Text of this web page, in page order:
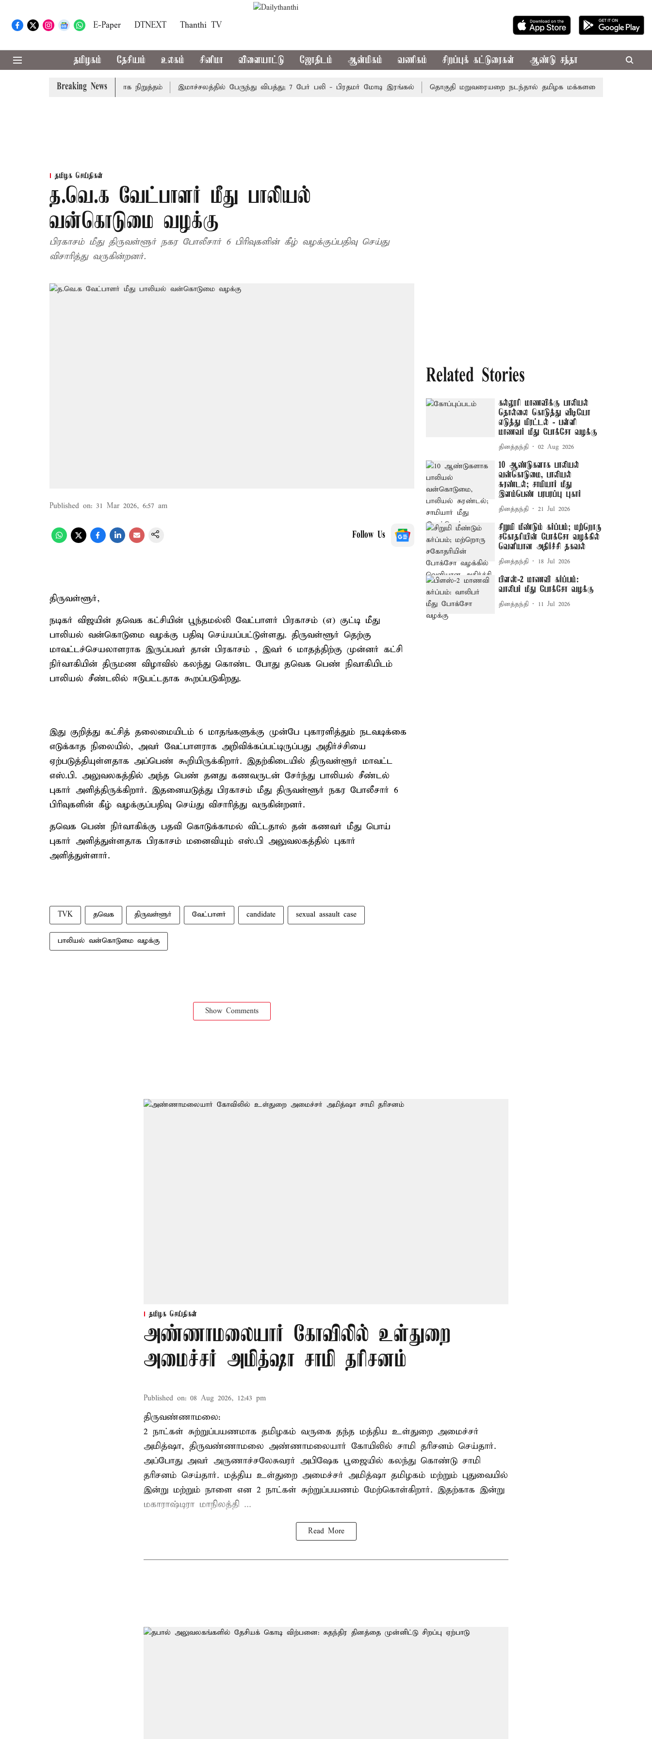
E-Paper DTNEXT Thanthi TV
தமிழகம் தேசியம் உலகம் சினிமா விளையாட்டு ஜோதிடம் ஆன்மிகம் வணிகம் சிறப்புக் கட்டுரைகள் ஆண்டு சந்தா
Breaking News
அமர்நாத் யாத்திரை தற்காலிகமாக நிறுத்தம் இமாச்சலத்தில் பேருந்து விபத்து; 7 பேர் பலி - பிரதமர் மோடி இரங்கல் தொகுதி மறுவரையறை நடந்தால் தமிழக மக்களவை தொகுதிகள் 59
தமிழக செய்திகள்
த.வெ.க வேட்பாளர் மீது பாலியல்
வன்கொடுமை வழக்கு
பிரகாசம் மீது திருவள்ளூர் நகர போலீசார் 6 பிரிவுகளின் கீழ் வழக்குப்பதிவு செய்து
விசாரித்து வருகின்றனர்.
Published on: 31 Mar 2026, 6:57 am
Follow Us
திருவள்ளூர்,
நடிகர் விஜயின் தவெக கட்சியின் பூந்தமல்லி வேட்பாளர் பிரகாசம் (எ) குட்டி மீது
பாலியல் வன்கொடுமை வழக்கு பதிவு செய்யப்பட்டுள்ளது. திருவள்ளூர் தெற்கு
மாவட்டச்செயலாளராக இருப்பவர் தான் பிரகாசம் , இவர் 6 மாதத்திற்கு முன்னர் கட்சி
நிர்வாகியின் திருமண விழாவில் கலந்து கொண்ட போது தவெக பெண் நிவாகியிடம்
பாலியல் சீண்டலில் ஈடுபட்டதாக கூறப்படுகிறது.
இது குறித்து கட்சித் தலைமையிடம் 6 மாதங்களுக்கு முன்பே புகாரளித்தும் நடவடிக்கை
எடுக்காத நிலையில், அவர் வேட்பாளராக அறிவிக்கப்பட்டிருப்பது அதிர்ச்சியை
ஏற்படுத்தியுள்ளதாக அப்பெண் கூறியிருக்கிறார். இதற்கிடையில் திருவள்ளூர் மாவட்ட
எஸ்.பி. அலுவலகத்தில் அந்த பெண் தனது கணவருடன் சேர்ந்து பாலியல் சீண்டல்
புகார் அளித்திருக்கிறார். இதனையடுத்து பிரகாசம் மீது திருவள்ளூர் நகர போலீசார் 6
பிரிவுகளின் கீழ் வழக்குப்பதிவு செய்து விசாரித்து வருகின்றனர்.
தவெக பெண் நிர்வாகிக்கு பதவி கொடுக்காமல் விட்டதால் தன் கணவர் மீது பொய்
புகார் அளித்துள்ளதாக பிரகாசம் மனைவியும் எஸ்.பி அலுவலகத்தில் புகார்
அளித்துள்ளார்.
TVK தவெக திருவள்ளூர் வேட்பாளர் candidate sexual assault case
பாலியல் வன்கொடுமை வழக்கு
Show Comments
Related Stories
கல்லூரி மாணவிக்கு பாலியல்
தொல்லை கொடுத்து வீடியோ
எடுத்து மிரட்டல் - பள்ளி
மாணவர் மீது போக்சோ வழக்கு
தினத்தந்தி 02 Aug 2026
10 ஆண்டுகளாக பாலியல்
வன்கொடுமை, பாலியல்
சுரண்டல்; சாமியார் மீது
இளம்பெண் பரபரப்பு புகார்
தினத்தந்தி 21 Jul 2026
சிறுமி மீண்டும் கர்ப்பம்; மற்றொரு
சகோதரியின் போக்சோ வழக்கில்
வெளியான அதிர்ச்சி தகவல்
தினத்தந்தி 18 Jul 2026
பிளஸ்-2 மாணவி கர்ப்பம்:
வாலிபர் மீது போக்சோ வழக்கு
தினத்தந்தி 11 Jul 2026
தமிழக செய்திகள்
அண்ணாமலையார் கோவிலில் உள்துறை
அமைச்சர் அமித்ஷா சாமி தரிசனம்
Published on: 08 Aug 2026, 12:43 pm
திருவண்ணாமலை:
2 நாட்கள் சுற்றுப்பயணமாக தமிழகம் வருகை தந்த மத்திய உள்துறை அமைச்சர்
அமித்ஷா, திருவண்ணாமலை அண்ணாமலையார் கோயிலில் சாமி தரிசனம் செய்தார்.
அப்போது அவர் அருணாச்சலேசுவரர் அபிஷேக பூஜையில் கலந்து கொண்டு சாமி
தரிசனம் செய்தார். மத்திய உள்துறை அமைச்சர் அமித்ஷா தமிழகம் மற்றும் புதுவையில்
இன்று மற்றும் நாளை என 2 நாட்கள் சுற்றுப்பயணம் மேற்கொள்கிறார். இதற்காக இன்று
மகாராஷ்டிரா மாநிலத்தி ...
Read More